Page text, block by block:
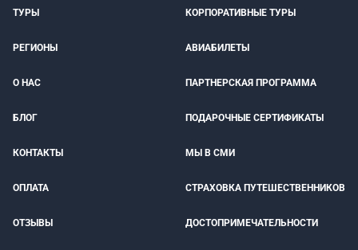
ТУРЫ КОРПОРАТИВНЫЕ ТУРЫ
РЕГИОНЫ АВИАБИЛЕТЫ
О НАС ПАРТНЕРСКАЯ ПРОГРАММА
БЛОГ ПОДАРОЧНЫЕ СЕРТИФИКАТЫ
КОНТАКТЫ МЫ В СМИ
ОПЛАТА СТРАХОВКА ПУТЕШЕСТВЕННИКОВ
ОТЗЫВЫ ДОСТОПРИМЕЧАТЕЛЬНОСТИ